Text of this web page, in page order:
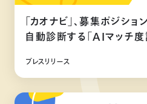
「カオナビ」、募集ポジシ
自動診断する「AIマッチ
プレスリリース